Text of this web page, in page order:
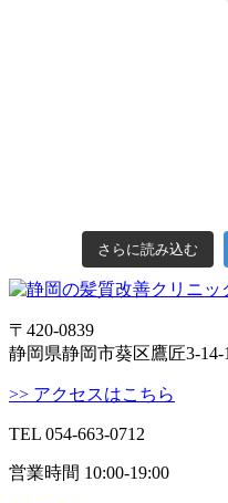
さらに読み込む
〒420-0839
静岡県静岡市葵区鷹匠3-14-
>> アクセスはこちら
TEL 054-663-0712
営業時間 10:00-19:00